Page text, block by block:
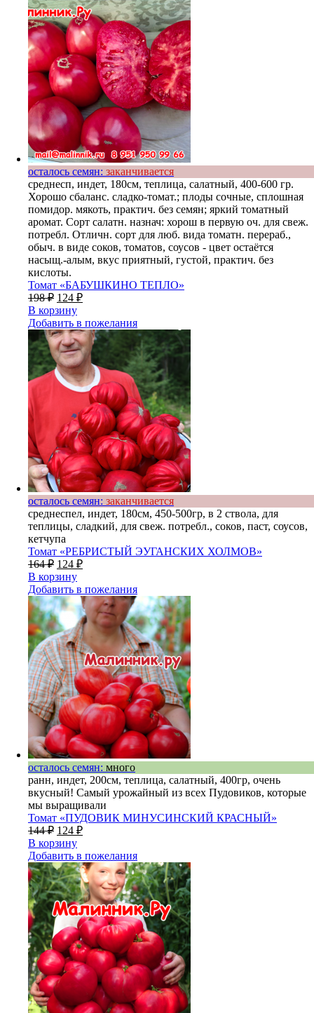
осталось семян: заканчивается
среднесп, индет, 180см, теплица, салатный, 400-600 гр.
Хорошо сбаланс. сладко-томат.; плоды сочные, сплошная
помидор. мякоть, практич. без семян; яркий томатный
аромат. Сорт салатн. назнач: хорош в первую оч. для свеж.
потребл. Отличн. сорт для люб. вида томатн. перераб.,
обыч. в виде соков, томатов, соусов - цвет остаётся
насыщ.-алым, вкус приятный, густой, практич. без
кислоты.
Томат «БАБУШКИНО ТЕПЛО»
198₽ 124 ₽
В корзину
Добавить в пожелания
осталось семян: заканчивается
среднеспел, индет, 180см, 450-500гр, в 2 ствола, для
теплицы, сладкий, для свеж. потребл., соков, паст, соусов,
кетчупа
Томат «РЕБРИСТЫЙ ЭУГАНСКИХ ХОЛМОВ»
164₽ 124 ₽
В корзину
Добавить в пожелания
осталось семян: много
ранн, индет, 200см, теплица, салатный, 400гр, очень
вкусный! Самый урожайный из всех Пудовиков, которые
мы выращивали
Томат «ПУДОВИК МИНУСИНСКИЙ КРАСНЫЙ»
144₽ 124 ₽
В корзину
Добавить в пожелания